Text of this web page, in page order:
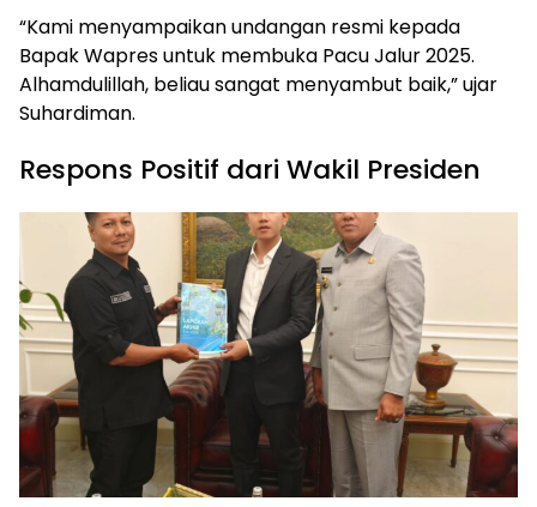
“Kami menyampaikan undangan resmi kepada
Bapak Wapres untuk membuka Pacu Jalur 2025.
Alhamdulillah, beliau sangat menyambut baik,” ujar
Suhardiman.
Respons Positif dari Wakil Presiden